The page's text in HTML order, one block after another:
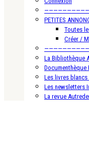
PETITES
Toutes
Créer /
La Bibliothèque
Documenthèque
Les livres blancs
Les newsletters
La revue